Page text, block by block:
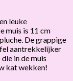
leuke
muis is 11 cm
De grappige
aantrekkelijker
in de muis
kat wekken!